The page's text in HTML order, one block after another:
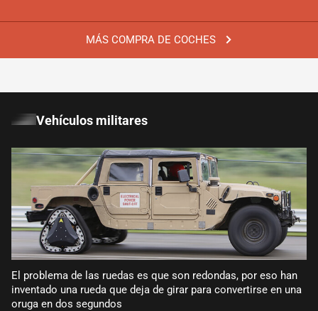
MÁS COMPRA DE COCHES
Vehículos militares
El problema de las ruedas es que son redondas, por eso han
inventado una rueda que deja de girar para convertirse en una
oruga en dos segundos